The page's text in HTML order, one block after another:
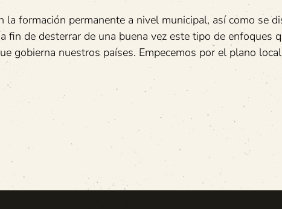
la formación permanente a nivel municipal, así como se
fin de desterrar de una buena vez este tipo de enfoques
gobierna nuestros países. Empecemos por el plano